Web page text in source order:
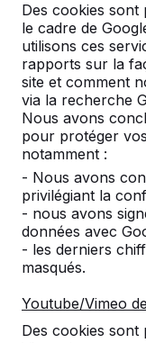
Des cookies sont
le cadre de
utilisons ces
rapports sur la
site et comment
via la recherche
Nous avons
pour protéger
notamment :
- Nous avons
privilégiant la
- nous avons
données avec
- les derniers
masqués.
Youtube/Vimeo
Des cookies sont
Couleur
Nombre